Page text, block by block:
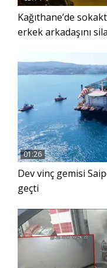
Kağıthane’de
erkek arkadaşını
01:26
Dev vinç gemisi
geçti